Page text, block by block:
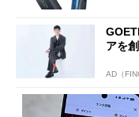
アを
AD（